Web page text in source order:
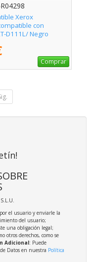
Xerox
con
D111L/ Negro
Comprar
el usuario y enviarle la
del usuario;
una obligación legal;
otros derechos, como se
Adicional: Puede
Datos en nuestra Política